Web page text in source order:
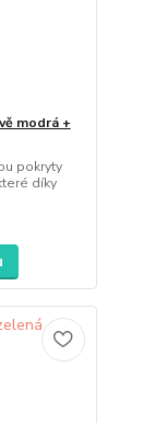
modrá +
pokryty
díky